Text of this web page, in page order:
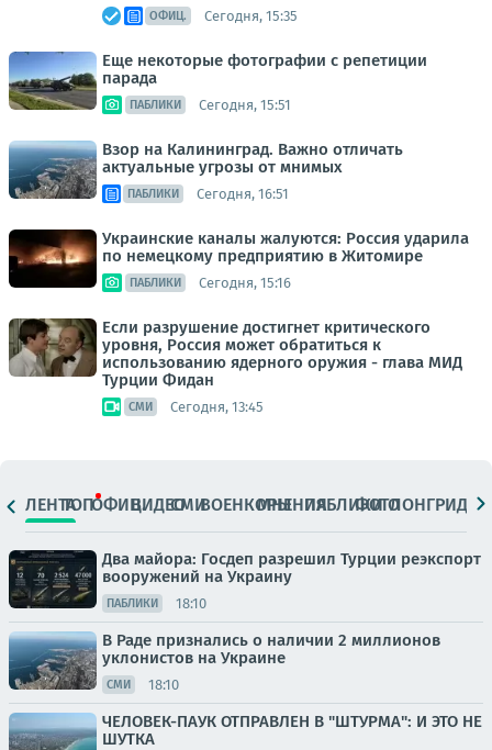
ОФИЦ. Сегодня, 15:35
Еще некоторые фотографии с репетиции
парада
ПАБЛИКИ Сегодня, 15:51
Взор на Калининград. Важно отличать
актуальные угрозы от мнимых
ПАБЛИКИ Сегодня, 16:51
Украинские каналы жалуются: Россия ударила
по немецкому предприятию в Житомире
ПАБЛИКИ Сегодня, 15:16
Если разрушение достигнет критического
уровня, Россия может обратиться к
использованию ядерного оружия - глава МИД
Турции Фидан
СМИ Сегодня, 13:45
ЛЕНТАТОПОФИЦ.ВИДЕОСМИВОЕНКОРЫМНЕНИЯПАБЛИКИ
ФОТОЛОНГРИДЫ
Два майора: Госдеп разрешил Турции реэкспорт
вооружений на Украину
ПАБЛИКИ 18:10
В Раде признались о наличии 2 миллионов
уклонистов на Украине
СМИ 18:10
ЧЕЛОВЕК-ПАУК ОТПРАВЛЕН В "ШТУРМА": И ЭТО НЕ
ШУТКА